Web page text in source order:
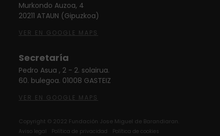
Murkondo Auzoa, 4
20211 ATAUN (Gipuzkoa)
VER EN GOOGLE MAPS
Secretaría
Pedro Asua , 2 - 2. solairua.
60. bulegoa. 01008 GASTEIZ
VER EN GOOGLE MAPS
Copyright © 2022 Fundación Jose Miguel de Barandiaran.
Aviso legal Política de privacidad Política de cookies